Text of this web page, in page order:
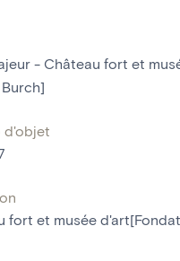
- Château fort et
d'objet
fort et musée